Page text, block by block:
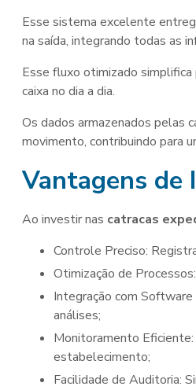
Esse sistema excelente
na saída, integrando todas as
Esse fluxo otimizado
caixa no dia a dia.
Os dados armazenados pelas
movimento, contribuindo para
Vantagens de
Ao investir nas catracas
Controle Preciso:
Otimização de
Integração com Software de Gestão: Todas as informações são integradas, facilitando a geração de relatórios e
análises;
Monitoramento Eficiente: Permite acompanhar padrões de movimento e horários de pico, otimizando a gestão do
estabelecimento;
Facilidade de Auditoria: